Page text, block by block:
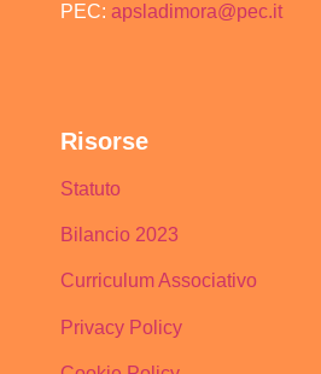
PEC: apsladimora@pec.it
Risorse
Statuto
Bilancio 2023
Curriculum Associativo
Privacy Policy